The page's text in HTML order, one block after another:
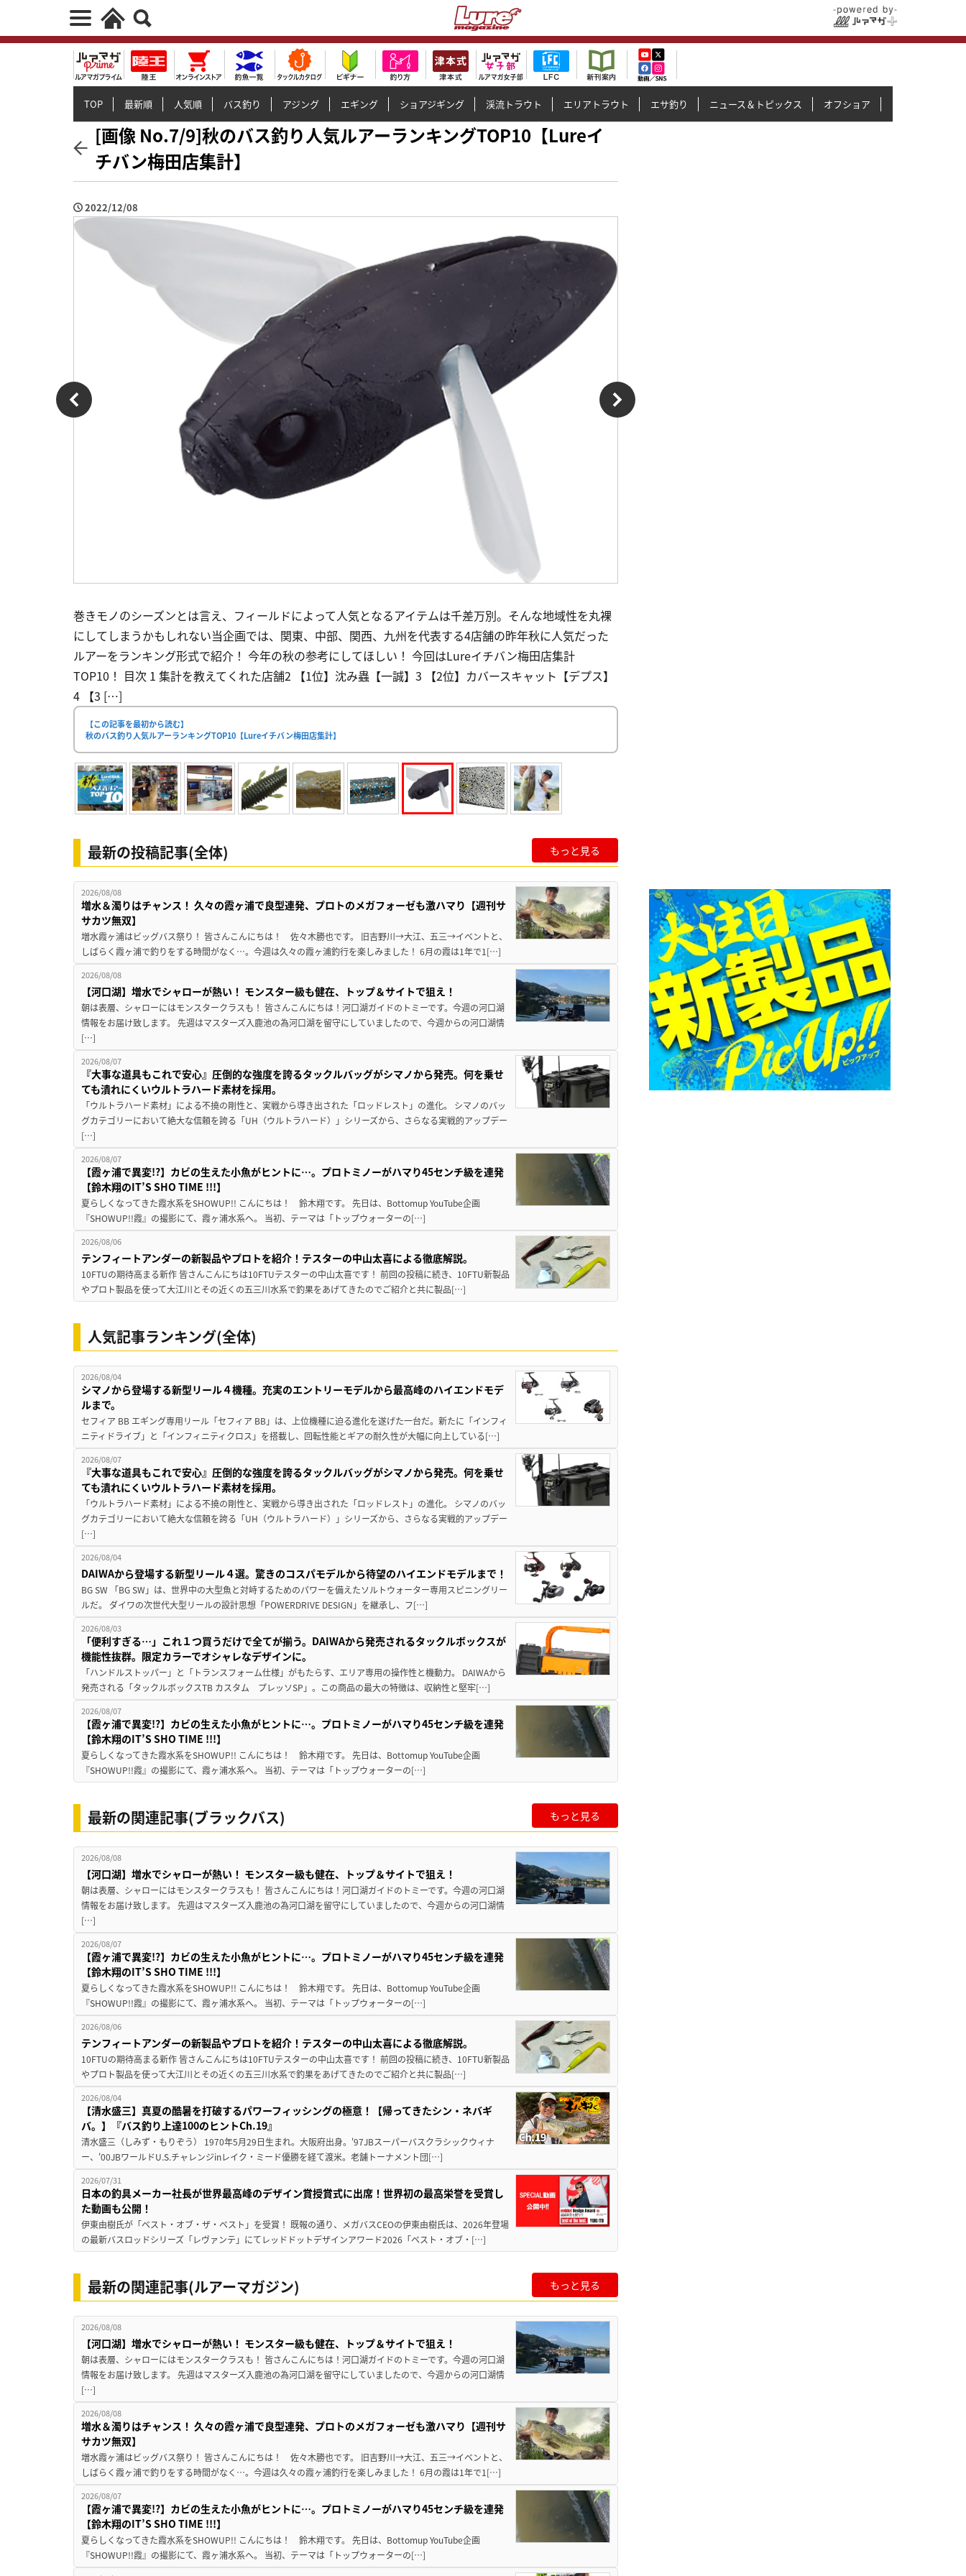
TOP 最新順 人気順 バス釣り アジング エギング ショアジギング 渓流トラウト エリアトラウト エサ釣り ニュース＆トピックス オフショア
[画像 No.7/9]秋のバス釣り人気ルアーランキングTOP10【Lureイ
チバン梅田店集計】
2022/12/08
巻きモノのシーズンとは言え、フィールドによって人気となるアイテムは千差万別。そんな地域性を丸裸
にしてしまうかもしれない当企画では、関東、中部、関西、九州を代表する4店舗の昨年秋に人気だった
ルアーをランキング形式で紹介！ 今年の秋の参考にしてほしい！ 今回はLureイチバン梅田店集計
TOP10！ 目次 1 集計を教えてくれた店舗2 【1位】沈み蟲【一誠】3 【2位】カバースキャット【デプス】
4 【3 […]
【この記事を最初から読む】
秋のバス釣り人気ルアーランキングTOP10【Lureイチバン梅田店集計】
最新の投稿記事(全体) もっと見る
2026/08/08
増水＆濁りはチャンス！ 久々の霞ヶ浦で良型連発、プロトのメガフォーゼも激ハマり【週刊サ
サカツ無双】
増水霞ヶ浦はビッグバス祭り！ 皆さんこんにちは！ 佐々木勝也です。 旧吉野川→大江、五三→イベントと、
しばらく霞ヶ浦で釣りをする時間がなく…。今週は久々の霞ヶ浦釣行を楽しみました！ 6月の霞は1年で1[…]
2026/08/08
【河口湖】増水でシャローが熱い！ モンスター級も健在、トップ＆サイトで狙え！
朝は表層、シャローにはモンスタークラスも！ 皆さんこんにちは！河口湖ガイドのトミーです。今週の河口湖
情報をお届け致します。 先週はマスターズ入鹿池の為河口湖を留守にしていましたので、今週からの河口湖情
[…]
2026/08/07
『大事な道具もこれで安心』圧倒的な強度を誇るタックルバッグがシマノから発売。何を乗せ
ても潰れにくいウルトラハード素材を採用。
「ウルトラハード素材」による不撓の剛性と、実戦から導き出された「ロッドレスト」の進化。 シマノのバッ
グカテゴリーにおいて絶大な信頼を誇る「UH（ウルトラハード）」シリーズから、さらなる実戦的アップデー
[…]
2026/08/07
【霞ヶ浦で異変!?】カビの生えた小魚がヒントに…。プロトミノーがハマり45センチ級を連発
【鈴木翔のIT’S SHO TIME !!!】
夏らしくなってきた霞水系をSHOWUP!! こんにちは！ 鈴木翔です。 先日は、Bottomup YouTube企画
『SHOWUP!!霞』の撮影にて、霞ヶ浦水系へ。 当初、テーマは「トップウォーターの[…]
2026/08/06
テンフィートアンダーの新製品やプロトを紹介！テスターの中山太喜による徹底解説。
10FTUの期待高まる新作 皆さんこんにちは10FTUテスターの中山太喜です！ 前回の投稿に続き、10FTU新製品
やプロト製品を使って大江川とその近くの五三川水系で釣果をあげてきたのでご紹介と共に製品[…]
人気記事ランキング(全体)
2026/08/04
シマノから登場する新型リール４機種。充実のエントリーモデルから最高峰のハイエンドモデ
ルまで。
セフィア BB エギング専用リール「セフィア BB」は、上位機種に迫る進化を遂げた一台だ。新たに「インフィ
ニティドライブ」と「インフィニティクロス」を搭載し、回転性能とギアの耐久性が大幅に向上している[…]
2026/08/07
『大事な道具もこれで安心』圧倒的な強度を誇るタックルバッグがシマノから発売。何を乗せ
ても潰れにくいウルトラハード素材を採用。
「ウルトラハード素材」による不撓の剛性と、実戦から導き出された「ロッドレスト」の進化。 シマノのバッ
グカテゴリーにおいて絶大な信頼を誇る「UH（ウルトラハード）」シリーズから、さらなる実戦的アップデー
[…]
2026/08/04
DAIWAから登場する新型リール４選。驚きのコスパモデルから待望のハイエンドモデルまで！
BG SW 「BG SW」は、世界中の大型魚と対峙するためのパワーを備えたソルトウォーター専用スピニングリー
ルだ。 ダイワの次世代大型リールの設計思想「POWERDRIVE DESIGN」を継承し、フ[…]
2026/08/03
「便利すぎる…」これ１つ買うだけで全てが揃う。DAIWAから発売されるタックルボックスが
機能性抜群。限定カラーでオシャレなデザインに。
「ハンドルストッパー」と「トランスフォーム仕様」がもたらす、エリア専用の操作性と機動力。 DAIWAから
発売される「タックルボックスTB カスタム プレッソSP」。この商品の最大の特徴は、収納性と堅牢[…]
2026/08/07
【霞ヶ浦で異変!?】カビの生えた小魚がヒントに…。プロトミノーがハマり45センチ級を連発
【鈴木翔のIT’S SHO TIME !!!】
夏らしくなってきた霞水系をSHOWUP!! こんにちは！ 鈴木翔です。 先日は、Bottomup YouTube企画
『SHOWUP!!霞』の撮影にて、霞ヶ浦水系へ。 当初、テーマは「トップウォーターの[…]
最新の関連記事(ブラックバス) もっと見る
2026/08/08
【河口湖】増水でシャローが熱い！ モンスター級も健在、トップ＆サイトで狙え！
朝は表層、シャローにはモンスタークラスも！ 皆さんこんにちは！河口湖ガイドのトミーです。今週の河口湖
情報をお届け致します。 先週はマスターズ入鹿池の為河口湖を留守にしていましたので、今週からの河口湖情
[…]
2026/08/07
【霞ヶ浦で異変!?】カビの生えた小魚がヒントに…。プロトミノーがハマり45センチ級を連発
【鈴木翔のIT’S SHO TIME !!!】
夏らしくなってきた霞水系をSHOWUP!! こんにちは！ 鈴木翔です。 先日は、Bottomup YouTube企画
『SHOWUP!!霞』の撮影にて、霞ヶ浦水系へ。 当初、テーマは「トップウォーターの[…]
2026/08/06
テンフィートアンダーの新製品やプロトを紹介！テスターの中山太喜による徹底解説。
10FTUの期待高まる新作 皆さんこんにちは10FTUテスターの中山太喜です！ 前回の投稿に続き、10FTU新製品
やプロト製品を使って大江川とその近くの五三川水系で釣果をあげてきたのでご紹介と共に製品[…]
2026/08/04
【清水盛三】真夏の酷暑を打破するパワーフィッシングの極意！【帰ってきたシン・ネバギ
バ。】『バス釣り上達100のヒントCh.19』
清水盛三（しみず・もりぞう） 1970年5月29日生まれ。大阪府出身。'97JBスーパーバスクラシックウィナ
ー、'00JBワールドU.S.チャレンジinレイク・ミード優勝を経て渡米。老舗トーナメント団[…]
2026/07/31
日本の釣具メーカー社長が世界最高峰のデザイン賞授賞式に出席！世界初の最高栄誉を受賞し
た動画も公開！
伊東由樹氏が「ベスト・オブ・ザ・ベスト」を受賞！ 既報の通り、メガバスCEOの伊東由樹氏は、2026年登場
の最新バスロッドシリーズ「レヴァンテ」にてレッドドットデザインアワード2026「ベスト・オブ・[…]
最新の関連記事(ルアーマガジン) もっと見る
2026/08/08
【河口湖】増水でシャローが熱い！ モンスター級も健在、トップ＆サイトで狙え！
朝は表層、シャローにはモンスタークラスも！ 皆さんこんにちは！河口湖ガイドのトミーです。今週の河口湖
情報をお届け致します。 先週はマスターズ入鹿池の為河口湖を留守にしていましたので、今週からの河口湖情
[…]
2026/08/08
増水＆濁りはチャンス！ 久々の霞ヶ浦で良型連発、プロトのメガフォーゼも激ハマり【週刊サ
サカツ無双】
増水霞ヶ浦はビッグバス祭り！ 皆さんこんにちは！ 佐々木勝也です。 旧吉野川→大江、五三→イベントと、
しばらく霞ヶ浦で釣りをする時間がなく…。今週は久々の霞ヶ浦釣行を楽しみました！ 6月の霞は1年で1[…]
2026/08/07
【霞ヶ浦で異変!?】カビの生えた小魚がヒントに…。プロトミノーがハマり45センチ級を連発
【鈴木翔のIT’S SHO TIME !!!】
夏らしくなってきた霞水系をSHOWUP!! こんにちは！ 鈴木翔です。 先日は、Bottomup YouTube企画
『SHOWUP!!霞』の撮影にて、霞ヶ浦水系へ。 当初、テーマは「トップウォーターの[…]